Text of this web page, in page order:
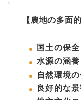
【農地の多面
国土の保全
水源の涵養
自然環境
良好的な